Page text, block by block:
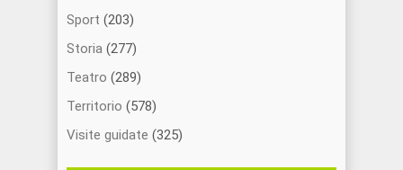
Sport (203)
Storia (277)
Teatro (289)
Territorio (578)
Visite guidate (325)